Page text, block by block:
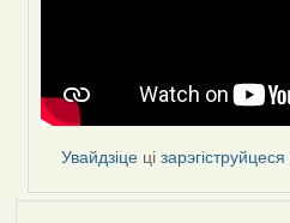
Увайдзіце цізарэгіструйцеся